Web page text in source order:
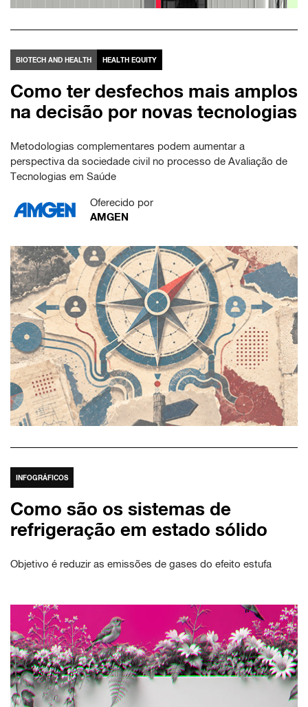
BIOTECH AND HEALTH HEALTH EQUITY
Como ter desfechos mais amplos
na decisão por novas tecnologias
Metodologias complementares podem aumentar a
perspectiva da sociedade civil no processo de Avaliação de
Tecnologias em Saúde
Oferecido por
AMGEN
INFOGRÁFICOS
Como são os sistemas de
refrigeração em estado sólido
Objetivo é reduzir as emissões de gases do efeito estufa